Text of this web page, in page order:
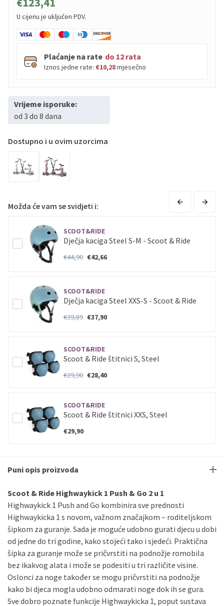
U cijenu je uključen PDV.
Plaćanje na rate do 12 rata
Iznos jedne rate: €10,28mjesečno
PBZ
PBZ
Erste
Maestro
Erste
Sve banke Visa
Jednokratno
Sve banke
Master
Jednokratno
Sve banke
Maestro
ECC
Discover Jednokratno
Vrijeme isporuke:
od 3 do 8 dana
Dostupno i u ovim uzorcima
Možda će vam se svidjeti i:
SCOOT&RIDE
Dječja kaciga Steel S-M - Scoot & Ride
€44,90 €42,66
SCOOT&RIDE
Dječja kaciga Steel XXS-S - Scoot & Ride
€39,89 €37,90
SCOOT&RIDE
Scoot & Ride štitnici S, Steel
€29,90 €28,40
SCOOT&RIDE
Scoot & Ride štitnici XXS, Steel
€29,90
Puni opis proizvoda
Scoot & Ride Highwaykick 1 Push & Go 2 u 1
Highwaykick 1 Push and Go kombinira sve prednosti
Highwaykicka 1 s novom, važnom značajkom – roditeljskom
šipkom za guranje. Sada je moguće udobno gurati djecu u dobi
od jedne do tri godine, kako stojeći tako i sjedeći. Praktična
šipka za guranje može se pričvrstiti na podnožje romobila
bez ikakvog alata i može se podesiti u tri različite visine.
Oslonci za noge također se mogu pričvrstiti na podnožje
kako bi djeca mogla udobno odmarati noge dok ih se gura.
Sve dobro poznate funkcije Highwaykicka 1, poput sustava